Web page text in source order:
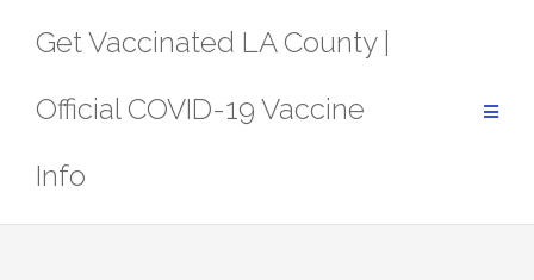
Get Vaccinated LA County |
Official COVID-19 Vaccine
Info